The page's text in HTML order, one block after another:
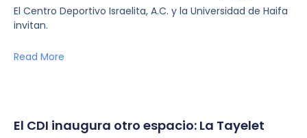
El Centro Deportivo Israelita, A.C. y la Universidad de Haifa
invitan.
Read More
El CDI inaugura otro espacio: La Tayelet